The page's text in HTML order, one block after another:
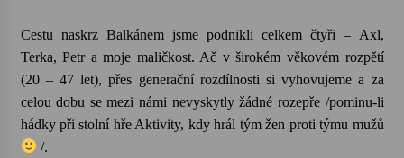
Cestu naskrz Balkánem jsme podnikli celkem čtyři – Axl,
Terka, Petr a moje maličkost. Ač v širokém věkovém rozpětí
(20 – 47 let), přes generační rozdílnosti si vyhovujeme a za
celou dobu se mezi námi nevyskytly žádné rozepře /pominu-li
hádky při stolní hře Aktivity, kdy hrál tým žen proti týmu mužů
/.